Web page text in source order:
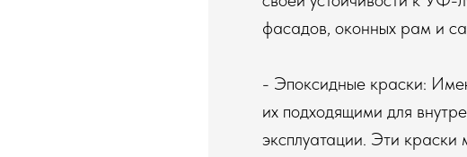
фасадов, оконных рам и
- Эпоксидные краски:
их подходящими для
эксплуатации. Эти